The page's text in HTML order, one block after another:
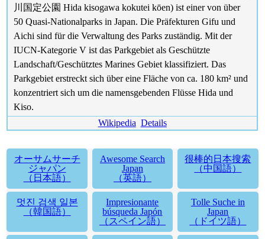
川国定公園 Hida kisogawa kokutei kōen) ist einer von über
50 Quasi-Nationalparks in Japan. Die Präfekturen Gifu und
Aichi sind für die Verwaltung des Parks zuständig. Mit der
IUCN-Kategorie V ist das Parkgebiet als Geschützte
Landschaft/Geschütztes Marines Gebiet klassifiziert. Das
Parkgebiet erstreckt sich über eine Fläche von ca. 180 km² und
konzentriert sich um die namensgebenden Flüsse Hida und
Kiso.
Wikipedia Details
オーサムサーチ
ジャパン
（日本語）
Awesome Search
Japan
（英語）
很棒的日本搜索
（中国語）
멋진 검색 일본
（韓国語）
Impresionante
búsqueda Japón
（スペイン語）
Tolle Suche in
Japan
（ドイツ語）